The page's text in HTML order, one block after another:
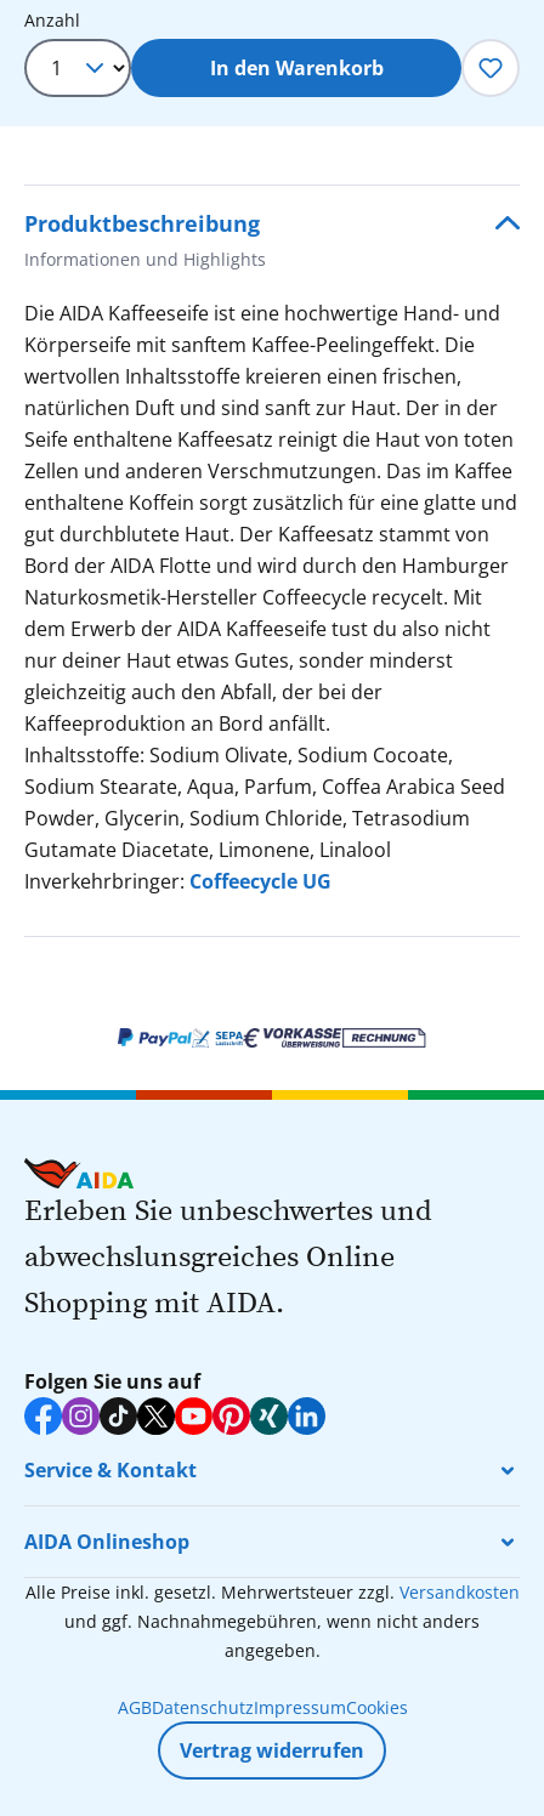
Produkt Anzahl: Gib den
Anzahl
In den Warenkorb
Produktbeschreibung
Informationen und Highlights
Die AIDA Kaffeeseife ist eine hochwertige Hand- und
Körperseife mit sanftem Kaffee-Peelingeffekt. Die
wertvollen Inhaltsstoffe kreieren einen frischen,
natürlichen Duft und sind sanft zur Haut. Der in der
Seife enthaltene Kaffeesatz reinigt die Haut von toten
Zellen und anderen Verschmutzungen. Das im Kaffee
enthaltene Koffein sorgt zusätzlich für eine glatte und
gut durchblutete Haut. Der Kaffeesatz stammt von
Bord der AIDA Flotte und wird durch den Hamburger
Naturkosmetik-Hersteller Coffeecycle recycelt. Mit
dem Erwerb der AIDA Kaffeeseife tust du also nicht
nur deiner Haut etwas Gutes, sonder minderst
gleichzeitig auch den Abfall, der bei der
Kaffeeproduktion an Bord anfällt.
Inhaltsstoffe: Sodium Olivate, Sodium Cocoate,
Sodium Stearate, Aqua, Parfum, Coffea Arabica Seed
Powder, Glycerin, Sodium Chloride, Tetrasodium
Gutamate Diacetate, Limonene, Linalool
Inverkehrbringer: Coffeecycle UG
Erleben Sie unbeschwertes und
abwechslunsgreiches Online
Shopping mit AIDA.
Folgen Sie uns auf
Service & Kontakt
AIDA Onlineshop
Alle Preise inkl. gesetzl. Mehrwertsteuer zzgl. Versandkosten
und ggf. Nachnahmegebühren, wenn nicht anders
angegeben.
AGBDatenschutzImpressumCookies
Vertrag widerrufen